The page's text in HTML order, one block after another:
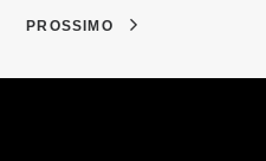
PROSSIMO